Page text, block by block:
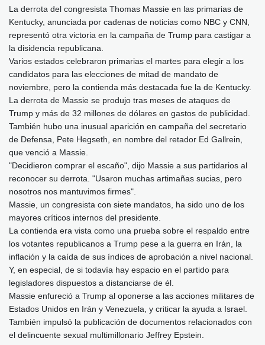
La derrota del congresista Thomas Massie en las primarias de
Kentucky, anunciada por cadenas de noticias como NBC y CNN,
representó otra victoria en la campaña de Trump para castigar a
la disidencia republicana.
Varios estados celebraron primarias el martes para elegir a los
candidatos para las elecciones de mitad de mandato de
noviembre, pero la contienda más destacada fue la de Kentucky.
La derrota de Massie se produjo tras meses de ataques de
Trump y más de 32 millones de dólares en gastos de publicidad.
También hubo una inusual aparición en campaña del secretario
de Defensa, Pete Hegseth, en nombre del retador Ed Gallrein,
que venció a Massie.
"Decidieron comprar el escaño", dijo Massie a sus partidarios al
reconocer su derrota. "Usaron muchas artimañas sucias, pero
nosotros nos mantuvimos firmes".
Massie, un congresista con siete mandatos, ha sido uno de los
mayores críticos internos del presidente.
La contienda era vista como una prueba sobre el respaldo entre
los votantes republicanos a Trump pese a la guerra en Irán, la
inflación y la caída de sus índices de aprobación a nivel nacional.
Y, en especial, de si todavía hay espacio en el partido para
legisladores dispuestos a distanciarse de él.
Massie enfureció a Trump al oponerse a las acciones militares de
Estados Unidos en Irán y Venezuela, y criticar la ayuda a Israel.
También impulsó la publicación de documentos relacionados con
el delincuente sexual multimillonario Jeffrey Epstein.